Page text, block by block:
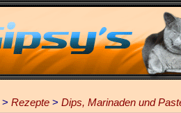
> Rezepte > Dips, Marinaden und